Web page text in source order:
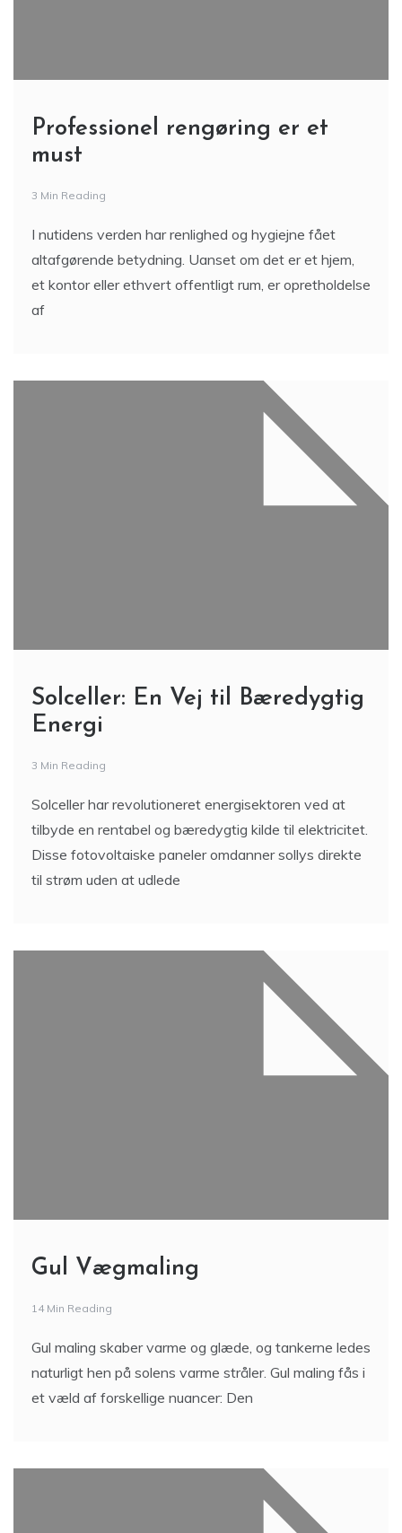
Professionel rengøring er et
must
3 Min Reading
I nutidens verden har renlighed og hygiejne fået
altafgørende betydning. Uanset om det er et hjem,
et kontor eller ethvert offentligt rum, er opretholdelse
af
Solceller: En Vej til Bæredygtig
Energi
3 Min Reading
Solceller har revolutioneret energisektoren ved at
tilbyde en rentabel og bæredygtig kilde til elektricitet.
Disse fotovoltaiske paneler omdanner sollys direkte
til strøm uden at udlede
Gul Vægmaling
14 Min Reading
Gul maling skaber varme og glæde, og tankerne ledes
naturligt hen på solens varme stråler. Gul maling fås i
et væld af forskellige nuancer: Den